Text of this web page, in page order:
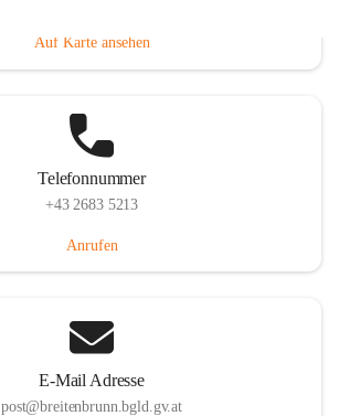
Auf Karte ansehen
Telefonnummer
+43 2683 5213
Anrufen
E-Mail Adresse
post@breitenbrunn.bgld.gv.at